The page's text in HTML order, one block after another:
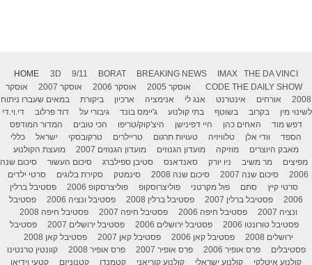
HOME 3D 9/11 BORAT BREAKING NEWS IMAX
THE DA VINCI
CODE THE DAILY SHOW אוסקר 2005 אוסקר 2006 אוסקר 2007
אוסקר
2008
אורחים אינטרנט אנג לי אנימציה ארכיון ביקורת
במאים שעברו ניתוח
לשינוי מין
בקרוב בשוטף בתי קולנוע ג'יימס בונד גיבורי על דוד פרלוב
די.וי.די
דפש מוד
האחים כהן היי דפינישן היצ'קוק/טריפו הכי טובים
המדור המודפס
הספד
וודי אלן טלוויזיה טעויות תרגום טריילרים טרקובסקי ישראל
כללי
מאבק היוצרים
מוזיקה מועדון הגנוזים מועדון הגנוזים 2007
מועצת הקולנוע
מפיצים
מר משיב ניו יורק סאנדאנס סטיבן ספילברג סיכום העשור
סיכום שנה
2006
סיכום שנה 2007 סיכום שנה 2008 סינמטק סקירת בלוגים
סרטי ילדים
סרטי קיץ
סתם פול מקרטני פוליצרוסקופ פוליצרסקופ 2006
פסטיבל ברלין
2006
פסטיבל ברלין 2007 פסטיבל ברלין 2008 פסטיבל ונציה 2006
פסטיבל
ונציה 2007
פסטיבל חיפה 2006 פסטיבל חיפה 2007
פסטיבל חיפה 2008
פסטיבל טורונטו 2006
פסטיבל ירושלים 2006 פסטיבל ירושלים 2007
פסטיבל
ירושלים 2008
פסטיבל קאן 2006 פסטיבל קאן 2007
פסטיבל קאן 2008
פסטיבלים
פרס אופיר 2006 פרס אופיר 2007 פרס אופיר 2008
קוונטין טרנטינו
קולנוע איטלקי
קולנוע ישראלי קולנוע קוריאני קטמנדו קטנוניזם קטעי וידיאו